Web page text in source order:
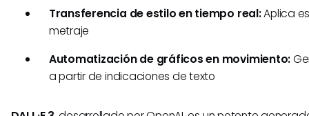
Transferencia de estilo en tiempo real:Aplica
metraje
Automatización de gráficos en movimiento:
a partir de indicaciones de texto